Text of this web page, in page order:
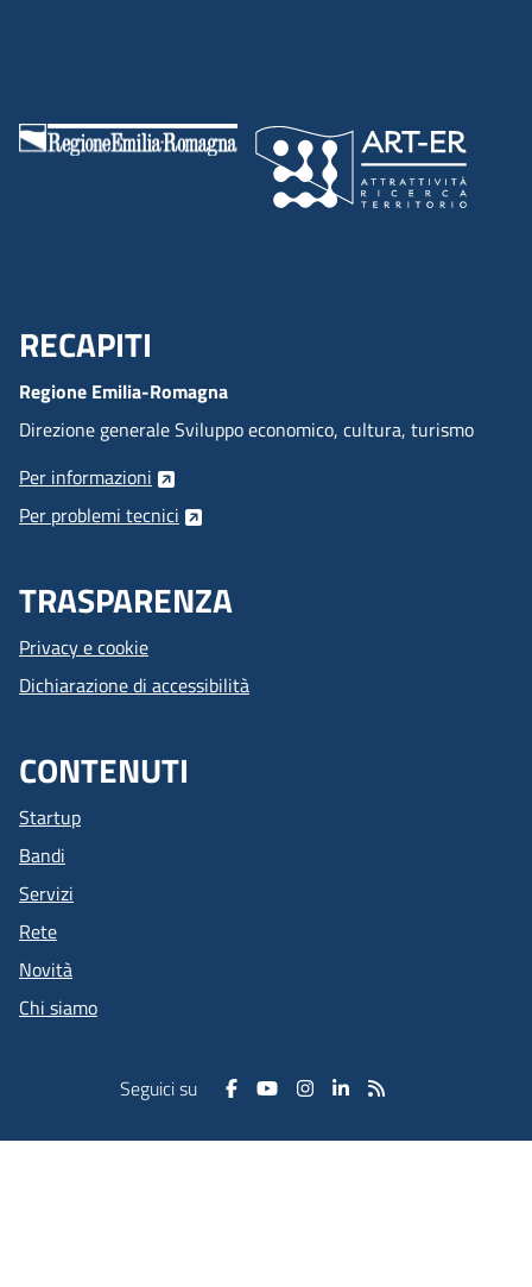
Menu Footer
RECAPITI
Regione Emilia-Romagna
Direzione generale Sviluppo economico, cultura, turismo
Per informazioni
Per problemi tecnici
TRASPARENZA
Privacy e cookie
Dichiarazione di accessibilità
CONTENUTI
Startup
Bandi
Servizi
Rete
Novità
Chi siamo
Seguici su